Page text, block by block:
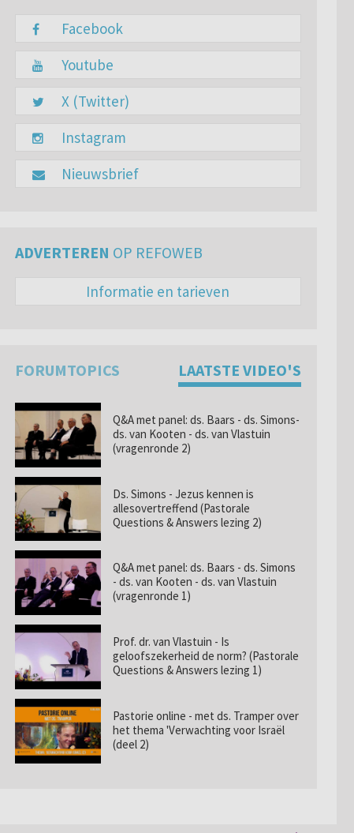
Facebook
Youtube
X (Twitter)
Instagram
Nieuwsbrief
ADVERTEREN OP REFOWEB
Informatie en tarieven
FORUMTOPICS LAATSTE VIDEO'S
Q&A met panel: ds. Baars - ds. Simons-
ds. van Kooten - ds. van Vlastuin
(vragenronde 2)
Ds. Simons - Jezus kennen is
allesovertreffend (Pastorale
Questions & Answers lezing 2)
Q&A met panel: ds. Baars - ds. Simons
- ds. van Kooten - ds. van Vlastuin
(vragenronde 1)
Prof. dr. van Vlastuin - Is
geloofszekerheid de norm? (Pastorale
Questions & Answers lezing 1)
Pastorie online - met ds. Tramper over
het thema 'Verwachting voor Israël
(deel 2)